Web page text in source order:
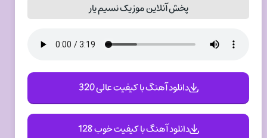
پخش آنلاین موزیک نسیم یار
دانلود آهنگ با کیفیت عالی 320
دانلود آهنگ با کیفیت خوب 128